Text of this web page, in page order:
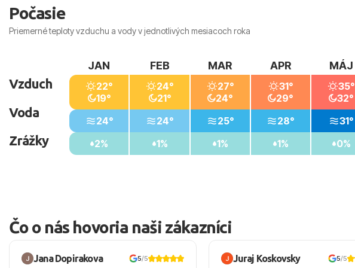
Počasie
Priemerné teploty vzduchu a vody v jednotlivých mesiacoch roka
Vzduch
Voda
Zrážky
JAN
22°
19°
24°
2%
FEB
24°
21°
24°
1%
MAR
27°
24°
25°
1%
APR
31°
29°
28°
1%
MÁJ
35°
32°
31°
0%
Čo o nás hovoria naši zákazníci
Jana Dopirakova 5/5 Juraj Koskovsky 5/5